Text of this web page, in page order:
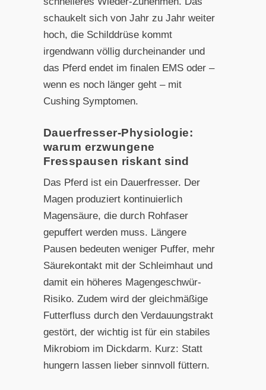
schaukelt sich von Jahr zu Jahr weiter
hoch, die Schilddrüse kommt
irgendwann völlig durcheinander und
das Pferd endet im finalen EMS oder –
wenn es noch länger geht – mit
Cushing Symptomen.
Dauerfresser-Physiologie:
warum erzwungene
Fresspausen riskant sind
Das Pferd ist ein Dauerfresser. Der
Magen produziert kontinuierlich
Magensäure, die durch Rohfaser
gepuffert werden muss. Längere
Pausen bedeuten weniger Puffer, mehr
Säurekontakt mit der Schleimhaut und
damit ein höheres Magengeschwür-
Risiko. Zudem wird der gleichmäßige
Futterfluss durch den Verdauungstrakt
gestört, der wichtig ist für ein stabiles
Mikrobiom im Dickdarm. Kurz: Statt
hungern lassen lieber sinnvoll füttern.